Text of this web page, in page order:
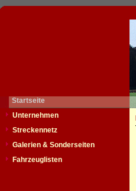
Startseite
Unternehmen
Streckennetz
Galerien & Sonderseiten
Fahrzeuglisten